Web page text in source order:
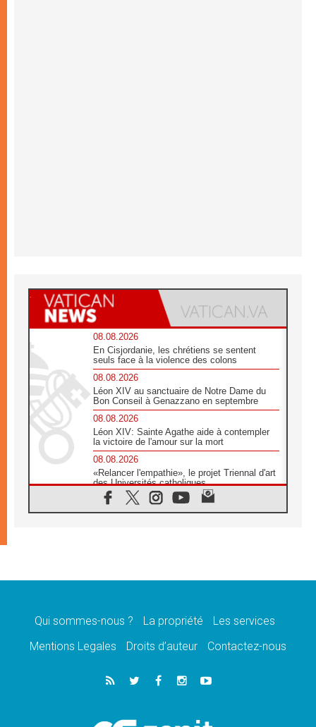
08.08.2026
En Cisjordanie, les chrétiens se sentent
seuls face à la violence des colons
08.08.2026
Léon XIV au sanctuaire de Notre Dame du
Bon Conseil à Genazzano en septembre
08.08.2026
Léon XIV: Sainte Agathe aide à contempler
la victoire de l'amour sur la mort
08.08.2026
«Relancer l'empathie», le projet Triennal d'art
des Universités catholiques
08.08.2026
Signis 2026, donner la parole aux religieuses
07.08.2026
07.08.2026
de l'Assomption et mémoire nationale
«La paix commence par l'empathie» estime
le cardinal Parolin
En Colombie, «la paix ne s'achète pas avec
Qui sommes-nous ? La propriété
Les services
Mentions Legales
Droits d’auteur Contactez-nous